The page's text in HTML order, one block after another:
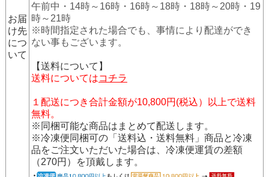
お届
け先
につ
いて
午前中・14時～16時・16時～18時・18時～20時・19
時～21時
※時間指定された場合でも、事情により配達ができ
ない事もございます。
【送料について】
送料についてはコチラ
１配送につき合計金額が10,800円(税込）以上で送料
無料。
※同梱可能な商品はまとめて配送します。
※冷凍便同梱可の「送料込・送料無料」商品と冷凍
品をご注文いただいた場合は、冷凍便運賃の差額
（270円）を頂戴します。